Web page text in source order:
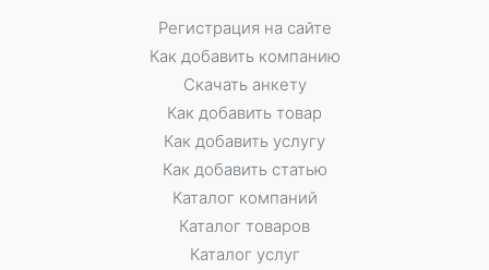
Регистрация на сайте
Как добавить компанию
Скачать анкету
Как добавить товар
Как добавить услугу
Как добавить статью
Каталог компаний
Каталог товаров
Каталог услуг